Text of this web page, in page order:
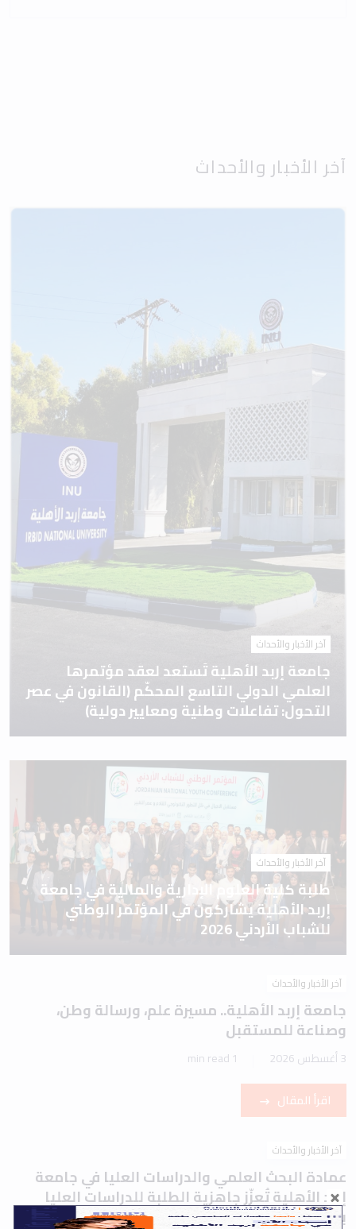
آخر الأخبار والأحداث
آخر الأخبار والأحداث
جامعة إربد الأهلية تَستعد لعقد مؤتمرها
العلمي الدولي التاسع المحكّم (القانون في عصر
التحول: تفاعلات وطنية ومعايير دولية)
آخر الأخبار والأحداث
طلبة كلية العلوم الإدارية والمالية في جامعة
إربد الأهلية يشاركون في المؤتمر الوطني
للشباب الأردني 2026
آخر الأخبار والأحداث
جامعة إربد الأهلية.. مسيرة علم، ورسالة وطن،
وصناعة للمستقبل
3 أغسطس 2026 1 min read
اقرأ المقال
آخر الأخبار والأحداث
عمادة البحث العلمي والدراسات العليا في جامعة
إربد الأهلية تُعزّز جاهزية الطلبة للدراسات العليا
بورشة تعريفية حول اختباري IELTS وTOEFL